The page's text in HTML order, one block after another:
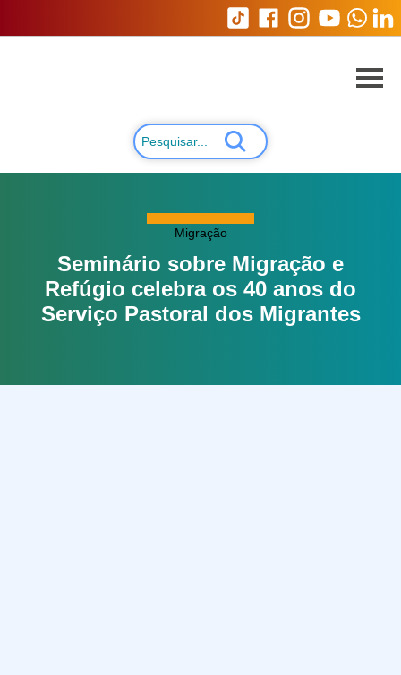
Migração
Seminário sobre Migração e
Refúgio celebra os 40 anos do
Serviço Pastoral dos Migrantes